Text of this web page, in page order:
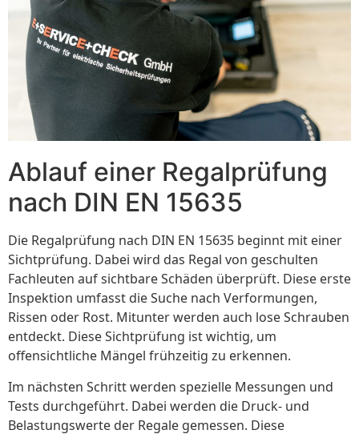
Ablauf einer Regalprüfung
nach DIN EN 15635
Die Regalprüfung nach DIN EN 15635 beginnt mit einer
Sichtprüfung. Dabei wird das Regal von geschulten
Fachleuten auf sichtbare Schäden überprüft. Diese erste
Inspektion umfasst die Suche nach Verformungen,
Rissen oder Rost. Mitunter werden auch lose Schrauben
entdeckt. Diese Sichtprüfung ist wichtig, um
offensichtliche Mängel frühzeitig zu erkennen.
Im nächsten Schritt werden spezielle Messungen und
Tests durchgeführt. Dabei werden die Druck- und
Belastungswerte der Regale gemessen. Diese